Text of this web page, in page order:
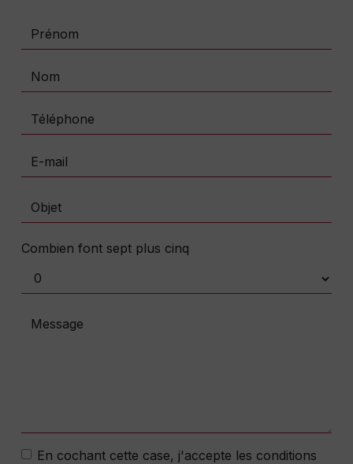
Combien font sept plus cinq
En cochant cette case, j'accepte les conditions